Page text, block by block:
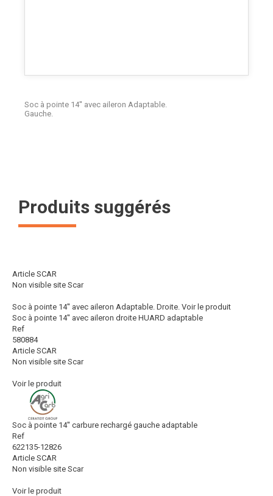
Soc à pointe 14'' avec aileron Adaptable.
Gauche.
Produits suggérés
Article SCAR
Non visible site Scar
Soc à pointe 14'' avec aileron Adaptable. Droite. Voir le produit
Soc à pointe 14'' avec aileron droite HUARD adaptable
Ref
580884
Article SCAR
Non visible site Scar
Voir le produit
Soc à pointe 14'' carbure rechargé gauche adaptable
Ref
622135-12826
Article SCAR
Non visible site Scar
Voir le produit